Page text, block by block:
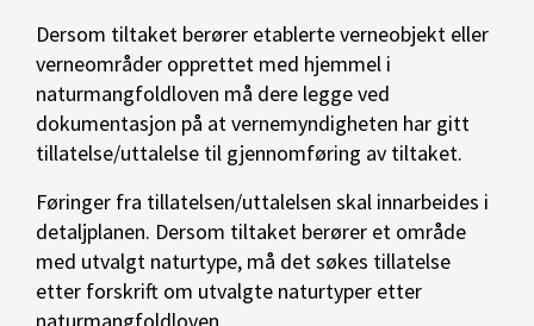
Dersom tiltaket berører etablerte verneobjekt eller
verneområder opprettet med hjemmel i
naturmangfoldloven må dere legge ved
dokumentasjon på at vernemyndigheten har gitt
tillatelse/uttalelse til gjennomføring av tiltaket.
Føringer fra tillatelsen/uttalelsen skal innarbeides i
detaljplanen. Dersom tiltaket berører et område
med utvalgt naturtype, må det søkes tillatelse
etter forskrift om utvalgte naturtyper etter